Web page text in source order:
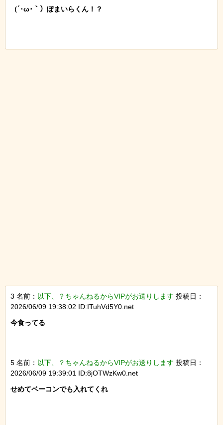
（´･ω･｀）ぽまいらくん！？
3 名前： 以下、？ちゃんねるからVIPがお送りします 投稿日：
2026/06/09 19:38:02 ID:ITuhVd5Y0.net
今食ってる
5 名前： 以下、？ちゃんねるからVIPがお送りします 投稿日：
2026/06/09 19:39:01 ID:8jOTWzKw0.net
せめてベーコンでも入れてくれ